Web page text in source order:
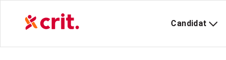
Candidat